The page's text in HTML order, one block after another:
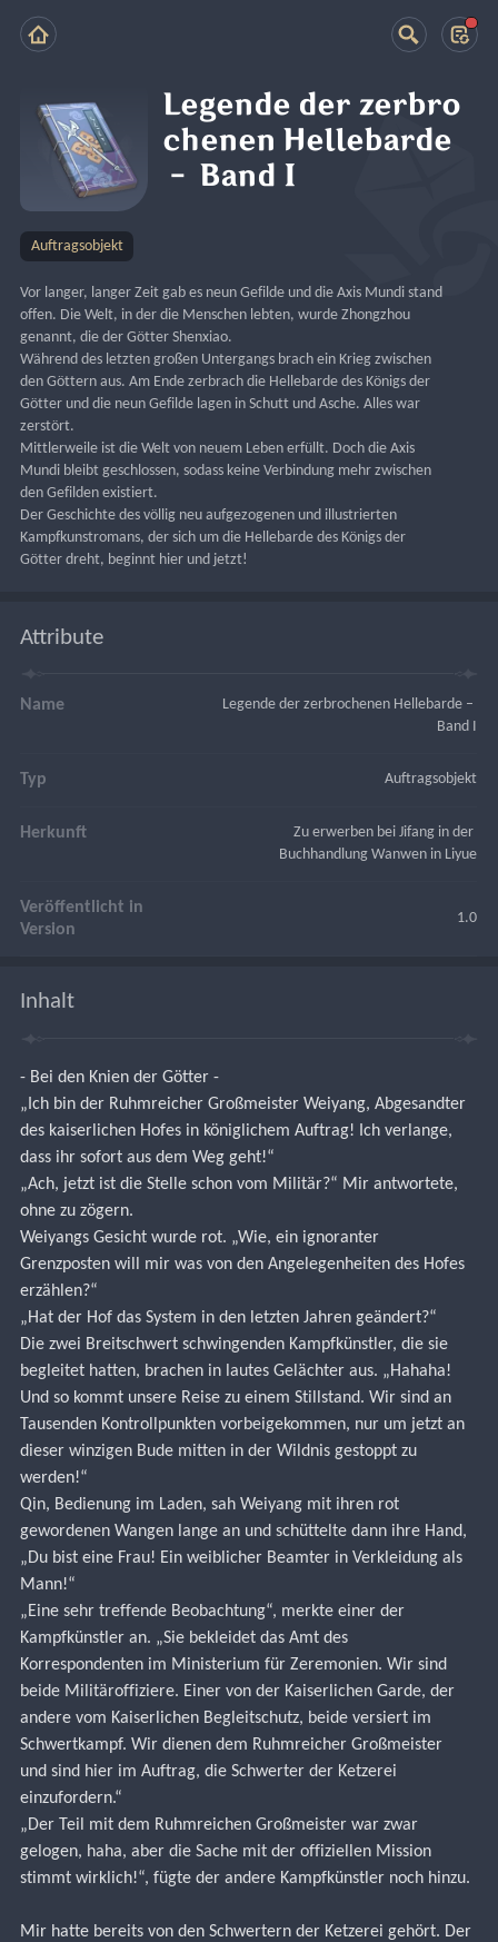
Legende der zerbro
chenen Hellebarde
– Band I
Auftragsobjekt
Vor langer, langer Zeit gab es neun Gefilde und die Axis Mundi stand
offen. Die Welt, in der die Menschen lebten, wurde Zhongzhou
genannt, die der Götter Shenxiao.
Während des letzten großen Untergangs brach ein Krieg zwischen
den Göttern aus. Am Ende zerbrach die Hellebarde des Königs der
Götter und die neun Gefilde lagen in Schutt und Asche. Alles war
zerstört.
Mittlerweile ist die Welt von neuem Leben erfüllt. Doch die Axis
Mundi bleibt geschlossen, sodass keine Verbindung mehr zwischen
den Gefilden existiert.
Der Geschichte des völlig neu aufgezogenen und illustrierten
Kampfkunstromans, der sich um die Hellebarde des Königs der
Götter dreht, beginnt hier und jetzt!
Attribute
Name
Legende der zerbrochenen Hellebarde –
Band I
Typ Auftragsobjekt
Herkunft
Zu erwerben bei Jifang in der
Buchhandlung Wanwen in Liyue
Veröffentlicht in
Version
1.0
Inhalt
- Bei den Knien der Götter -
„Ich bin der Ruhmreicher Großmeister Weiyang, Abgesandter
des kaiserlichen Hofes in königlichem Auftrag! Ich verlange,
dass ihr sofort aus dem Weg geht!“
„Ach, jetzt ist die Stelle schon vom Militär?“ Mir antwortete,
ohne zu zögern.
Weiyangs Gesicht wurde rot. „Wie, ein ignoranter
Grenzposten will mir was von den Angelegenheiten des Hofes
erzählen?“
„Hat der Hof das System in den letzten Jahren geändert?“
Die zwei Breitschwert schwingenden Kampfkünstler, die sie
begleitet hatten, brachen in lautes Gelächter aus. „Hahaha!
Und so kommt unsere Reise zu einem Stillstand. Wir sind an
Tausenden Kontrollpunkten vorbeigekommen, nur um jetzt an
dieser winzigen Bude mitten in der Wildnis gestoppt zu
werden!“
Qin, Bedienung im Laden, sah Weiyang mit ihren rot
gewordenen Wangen lange an und schüttelte dann ihre Hand,
„Du bist eine Frau! Ein weiblicher Beamter in Verkleidung als
Mann!“
„Eine sehr treffende Beobachtung“, merkte einer der
Kampfkünstler an. „Sie bekleidet das Amt des
Korrespondenten im Ministerium für Zeremonien. Wir sind
beide Militäroffiziere. Einer von der Kaiserlichen Garde, der
andere vom Kaiserlichen Begleitschutz, beide versiert im
Schwertkampf. Wir dienen dem Ruhmreicher Großmeister
und sind hier im Auftrag, die Schwerter der Ketzerei
einzufordern.“
„Der Teil mit dem Ruhmreichen Großmeister war zwar
gelogen, haha, aber die Sache mit der offiziellen Mission
stimmt wirklich!“, fügte der andere Kampfkünstler noch hinzu.
Mir hatte bereits von den Schwertern der Ketzerei gehört. Der